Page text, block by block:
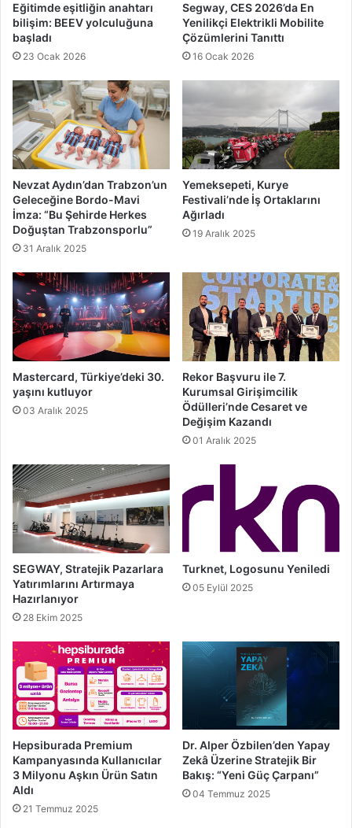
Eğitimde eşitliğin anahtarı
bilişim: BEEV yolculuğuna
başladı
23 Ocak 2026
Segway, CES 2026’da En
Yenilikçi Elektrikli Mobilite
Çözümlerini Tanıttı
16 Ocak 2026
Nevzat Aydın’dan Trabzon’un
Geleceğine Bordo-Mavi
İmza: “Bu Şehirde Herkes
Doğuştan Trabzonsporlu”
31 Aralık 2025
Yemeksepeti, Kurye
Festivali’nde İş Ortaklarını
Ağırladı
19 Aralık 2025
Mastercard, Türkiye’deki 30.
yaşını kutluyor
03 Aralık 2025
Rekor Başvuru ile 7.
Kurumsal Girişimcilik
Ödülleri’nde Cesaret ve
Değişim Kazandı
01 Aralık 2025
SEGWAY, Stratejik Pazarlara
Yatırımlarını Artırmaya
Hazırlanıyor
28 Ekim 2025
Turknet, Logosunu Yeniledi
05 Eylül 2025
Hepsiburada Premium
Kampanyasında Kullanıcılar
3 Milyonu Aşkın Ürün Satın
Aldı
21 Temmuz 2025
Dr. Alper Özbilen’den Yapay
Zekâ Üzerine Stratejik Bir
Bakış: “Yeni Güç Çarpanı”
04 Temmuz 2025